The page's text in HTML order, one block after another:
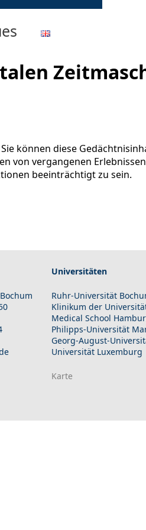
können diese
von vergangenen
beeinträchtigt zu sein.
Universitäten
Ruhr-Universität
Klinikum der
Medical School
Philipps-Universität
Georg-August-
Universität Luxemburg
Karte